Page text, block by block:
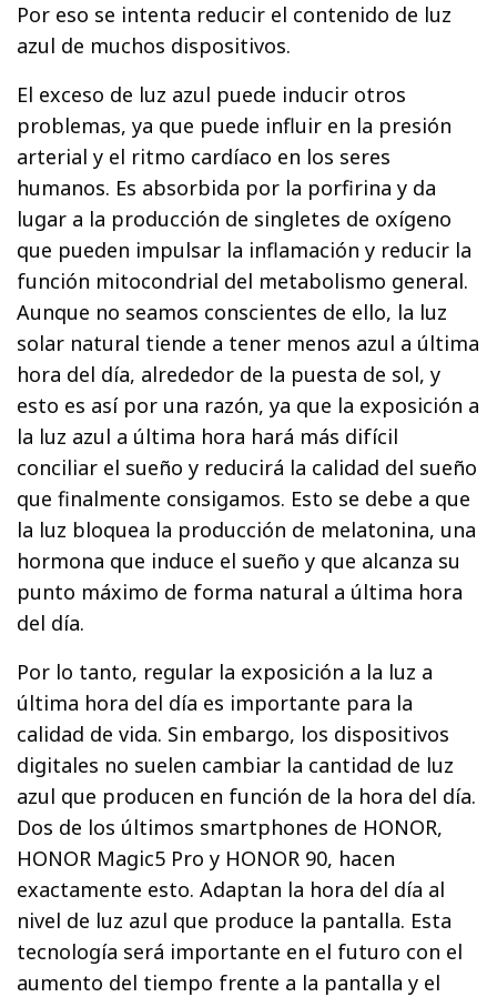
Por eso se intenta reducir el contenido de luz
azul de muchos dispositivos.
El exceso de luz azul puede inducir otros
problemas, ya que puede influir en la presión
arterial y el ritmo cardíaco en los seres
humanos. Es absorbida por la porfirina y da
lugar a la producción de singletes de oxígeno
que pueden impulsar la inflamación y reducir la
función mitocondrial del metabolismo general.
Aunque no seamos conscientes de ello, la luz
solar natural tiende a tener menos azul a última
hora del día, alrededor de la puesta de sol, y
esto es así por una razón, ya que la exposición a
la luz azul a última hora hará más difícil
conciliar el sueño y reducirá la calidad del sueño
que finalmente consigamos. Esto se debe a que
la luz bloquea la producción de melatonina, una
hormona que induce el sueño y que alcanza su
punto máximo de forma natural a última hora
del día.
Por lo tanto, regular la exposición a la luz a
última hora del día es importante para la
calidad de vida. Sin embargo, los dispositivos
digitales no suelen cambiar la cantidad de luz
azul que producen en función de la hora del día.
Dos de los últimos smartphones de HONOR,
HONOR Magic5 Pro y HONOR 90, hacen
exactamente esto. Adaptan la hora del día al
nivel de luz azul que produce la pantalla. Esta
tecnología será importante en el futuro con el
aumento del tiempo frente a la pantalla y el